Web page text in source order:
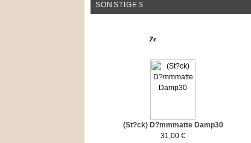
SONSTIGES
(St?ck) D?mmmatte Damp30
31,00 €